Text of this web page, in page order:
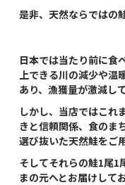
是非、天然ならではの
日本では当たり前に食
上できる川の減少や
あり、漁獲量が激減し
しかし、当店ではこれ
きと信頼関係、食のま
選び抜いた天然鮭をご
そしてそれらの鮭1尾1
まの元へとお届けして